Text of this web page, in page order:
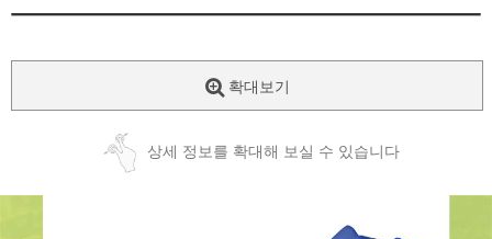
확대보기
상세 정보를 확대해 보실 수 있습니다